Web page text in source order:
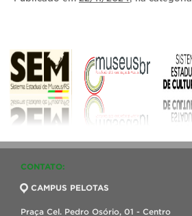
CONTATO:
CAMPUS PELOTAS
Praça Cel. Pedro Osório, 01 - Centro